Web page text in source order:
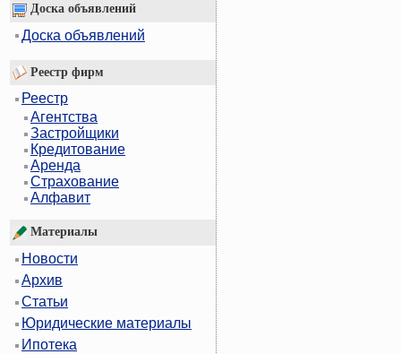
Доска объявлений
Доска объявлений
Реестр фирм
Реестр
Агентства
Застройщики
Кредитование
Аренда
Страхование
Алфавит
Материалы
Новости
Архив
Статьи
Юридические материалы
Ипотека